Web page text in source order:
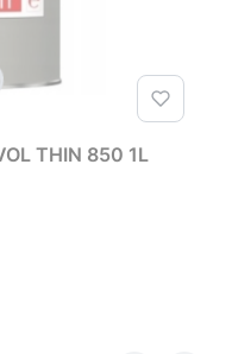
akrylowy NOVOL THIN 850 1L